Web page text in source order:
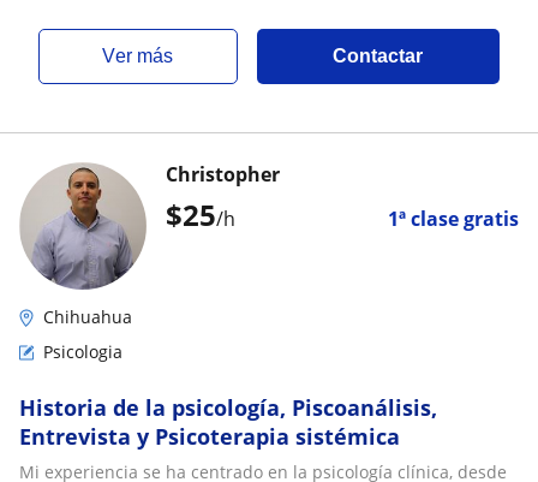
ver más Contactar
$25/h 1ª clase gratis
Christopher
Chihuahua
Psicologia
Historia de la psicología, Piscoanálisis,
Entrevista y Psicoterapia sistémica
Mi experiencia se ha centrado en la psicología clínica, desde